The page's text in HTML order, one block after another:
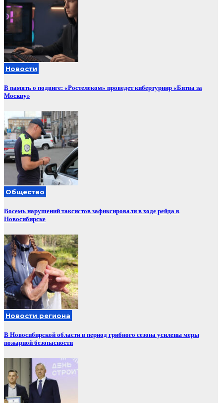
Новости
В память о подвиге: «Ростелеком» проведет кибертурнир «Битва за
Москву»
Общество
Восемь нарушений таксистов зафиксировали в ходе рейда в
Новосибирске
Новости региона
В Новосибирской области в период грибного сезона усилены меры
пожарной безопасности